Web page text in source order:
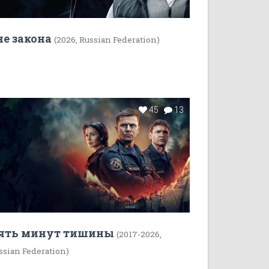
закона (2026, Russian Federation)
45 13
минут тишины (2017-2026,
Federation)